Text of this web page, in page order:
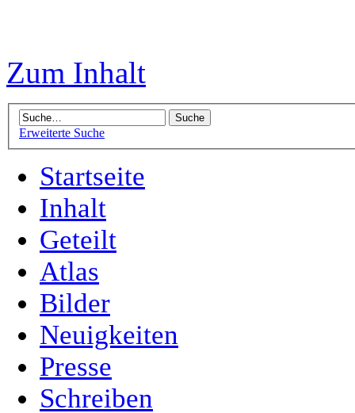
Zum Inhalt
Erweiterte Suche
Startseite
Inhalt
Geteilt
Atlas
Bilder
Neuigkeiten
Presse
Schreiben